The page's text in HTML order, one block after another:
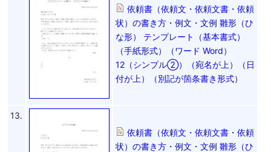
依頼書（依頼文・依頼文書・依頼
状）の書き方・例文・文例 雛形（ひ
な形） テンプレート（基本書式）
（手紙形式）（ワード Word）
12（シンプル②）（宛名が上）（日
付が上）（別記が箇条書き形式）
13.
依頼書（依頼文・依頼文書・依頼
状）の書き方・例文・文例 雛形（ひ